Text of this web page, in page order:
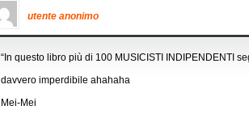
utente anonimo
“In questo libro più di 100 MUSICISTI INDIPENDENTI
davvero imperdibile ahahaha
Mei-Mei